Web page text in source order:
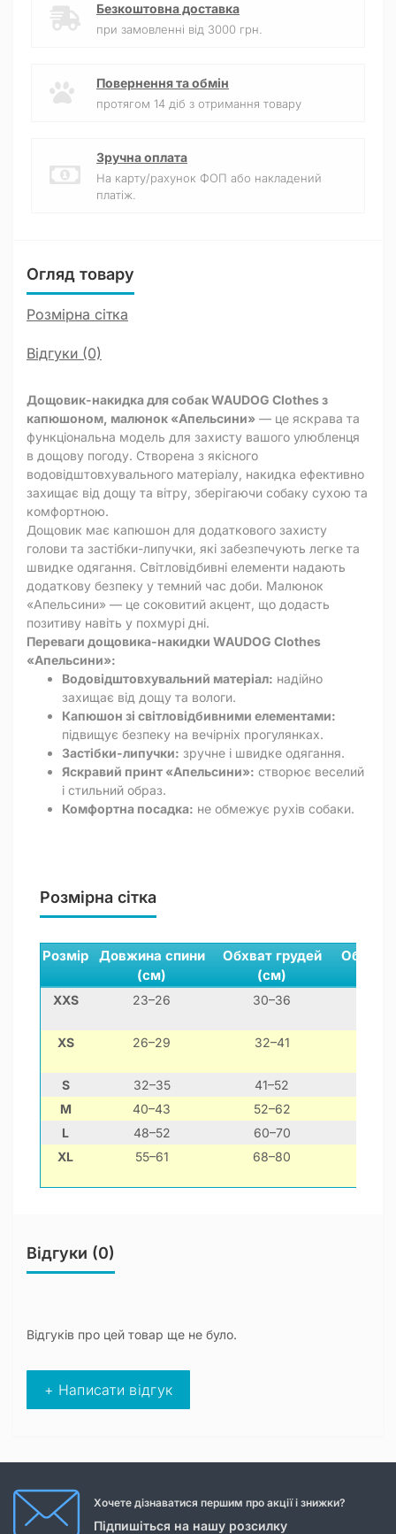
Безкоштовна доставка
при замовленні від 3000 грн.
Повернення та обмін
протягом 14 діб з отримання товару
Зручна оплата
На карту/рахунок ФОП або накладений
платіж.
Огляд товару
Розмірна сітка
Відгуки (0)
Дощовик-накидка для собак WAUDOG Clothes з
капюшоном, малюнок «Апельсини» — це яскрава та
функціональна модель для захисту вашого улюбленця
в дощову погоду. Створена з якісного
водовідштовхувального матеріалу, накидка ефективно
захищає від дощу та вітру, зберігаючи собаку сухою та
комфортною.
Дощовик має капюшон для додаткового захисту
голови та застібки-липучки, які забезпечують легке та
швидке одягання. Світловідбивні елементи надають
додаткову безпеку у темний час доби. Малюнок
«Апельсини» — це соковитий акцент, що додасть
позитиву навіть у похмурі дні.
Переваги дощовика-накидки WAUDOG Clothes
«Апельсини»:
Водовідштовхувальний матеріал: надійно
захищає від дощу та вологи.
Капюшон зі світловідбивними елементами:
підвищує безпеку на вечірніх прогулянках.
Застібки-липучки: зручне і швидке одягання.
Яскравий принт «Апельсини»: створює веселий
і стильний образ.
Комфортна посадка: не обмежує рухів собаки.
Розмірна сітка
Розмір
Довжина спини
(см)
Обхват грудей
(см)
Обхват
XXS 23–26 30–36
XS 26–29 32–41
S 32–35 41–52
M
40–43 52–62
L
48–52 60–70
XL
55–61 68–80
Відгуки (0)
Відгуків про цей товар ще не було.
+ Написати відгук
Хочете дізнаватися першим про акції і знижки?
Підпишіться на нашу розсилку